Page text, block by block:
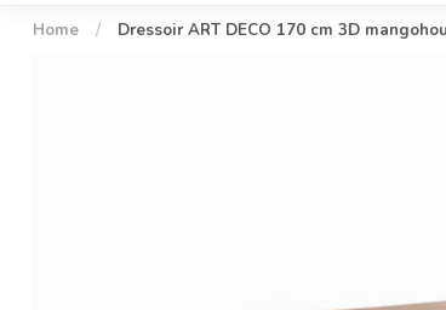
Home / Dressoir ART DECO 170 cm 3D